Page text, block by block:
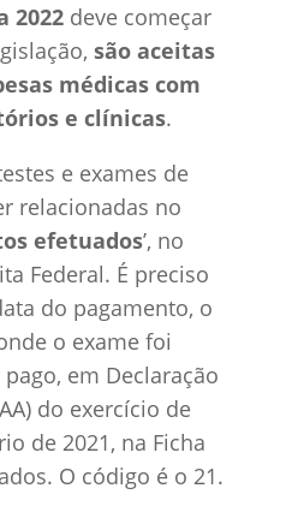
2022deve começar
são aceitas
médicas com
e clínicas.
e exames de
relacionadas no
efetuados’, no
Federal. É preciso
do pagamento, o
o exame foi
em Declaração
do exercício de
de 2021, na Ficha
O código é o 21.